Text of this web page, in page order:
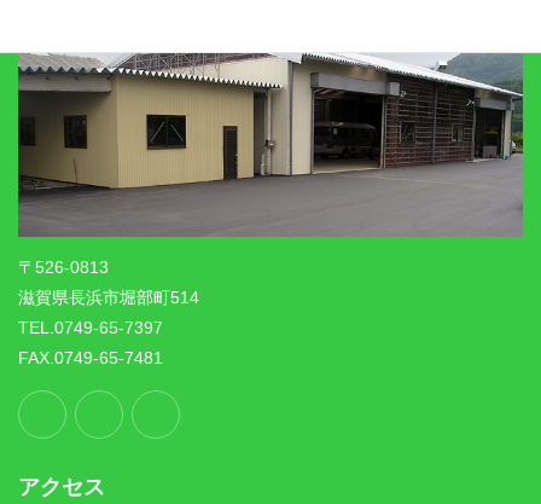
〒526-0813
滋賀県長浜市堀部町514
TEL.0749-65-7397
FAX.0749-65-7481
アクセス